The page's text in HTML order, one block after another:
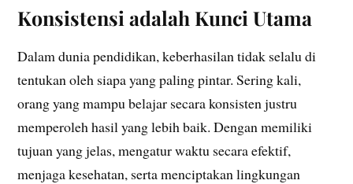
Konsistensi adalah Kunci Utama
Dalam dunia pendidikan, keberhasilan tidak selalu di
tentukan oleh siapa yang paling pintar. Sering kali,
orang yang mampu belajar secara konsisten justru
memperoleh hasil yang lebih baik. Dengan memiliki
tujuan yang jelas, mengatur waktu secara efektif,
menjaga kesehatan, serta menciptakan lingkungan